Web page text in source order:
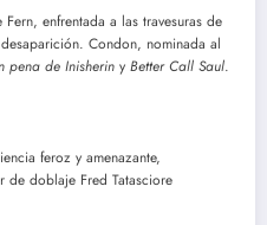
enfrentada a las travesuras de
Condon, nominada al
pena de Inisherin y Better Call Saul.
feroz y amenazante,
doblaje Fred Tatasciore